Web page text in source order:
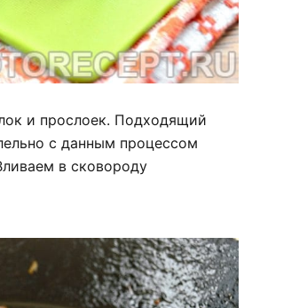
и прослоек. Подходящий
с данным процессом
в сковороду